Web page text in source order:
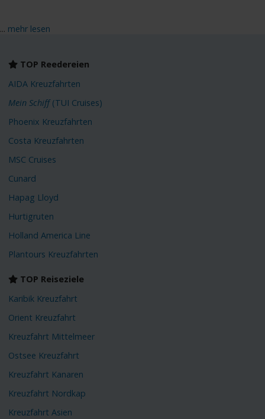
... mehr lesen
TOP Reedereien
AIDA Kreuzfahrten
Mein Schiff(TUI Cruises)
Phoenix Kreuzfahrten
Costa Kreuzfahrten
MSC Cruises
Cunard
Hapag Lloyd
Hurtigruten
Holland America Line
Plantours Kreuzfahrten
TOP Reiseziele
Karibik Kreuzfahrt
Orient Kreuzfahrt
Kreuzfahrt Mittelmeer
Ostsee Kreuzfahrt
Kreuzfahrt Kanaren
Kreuzfahrt Nordkap
Kreuzfahrt Asien